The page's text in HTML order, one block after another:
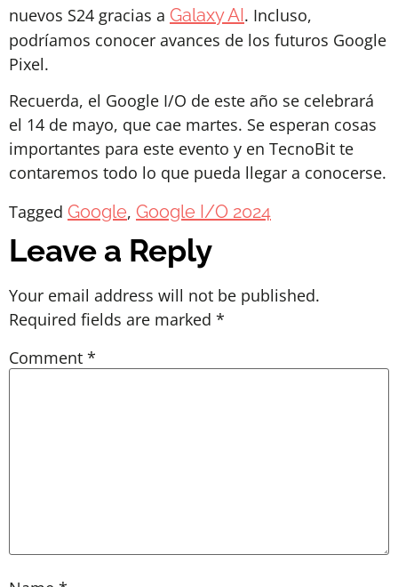
nuevos S24 gracias a Galaxy AI. Incluso,
podríamos conocer avances de los futuros Google
Pixel.
Recuerda, el Google I/O de este año se celebrará
el 14 de mayo, que cae martes. Se esperan cosas
importantes para este evento y en TecnoBit te
contaremos todo lo que pueda llegar a conocerse.
Tagged Google, Google I/O 2024
Leave a Reply
Your email address will not be published.
Required fields are marked *
Comment *